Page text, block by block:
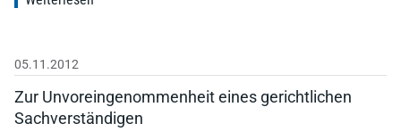
05.11.2012
Zur Unvoreingenommenheit eines gerichtlichen
Sachverständigen